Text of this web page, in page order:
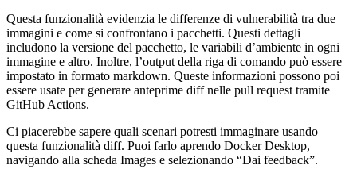
Questa funzionalità evidenzia le differenze di vulnerabilità tra due
immagini e come si confrontano i pacchetti. Questi dettagli
includono la versione del pacchetto, le variabili d’ambiente in ogni
immagine e altro. Inoltre, l’output della riga di comando può essere
impostato in formato markdown. Queste informazioni possono poi
essere usate per generare anteprime diff nelle pull request tramite
GitHub Actions.
Ci piacerebbe sapere quali scenari potresti immaginare usando
questa funzionalità diff. Puoi farlo aprendo Docker Desktop,
navigando alla scheda Images e selezionando “Dai feedback”.